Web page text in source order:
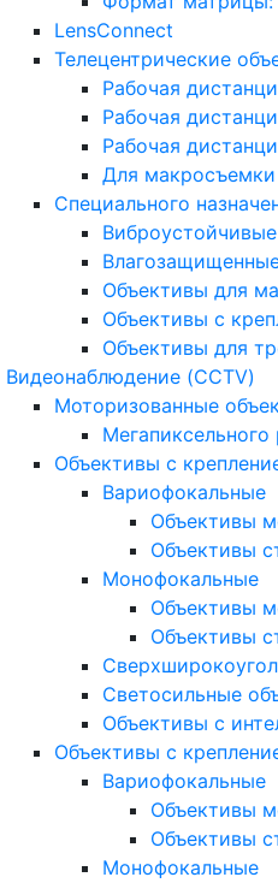
LensConnect
Телецентрические
Рабочая
Рабочая
Рабочая
Для макросъемки
Специального
Объективы для
Объективы с
Объективы для
Видеонаблюдение (CCTV)
Моторизованные
Объективы с
Вариофокальные
Объективы
Объективы
Монофокальные
Объективы
Объективы
Светосильные
Объективы с
Объективы с
Вариофокальные
Объективы
Объективы
Монофокальные